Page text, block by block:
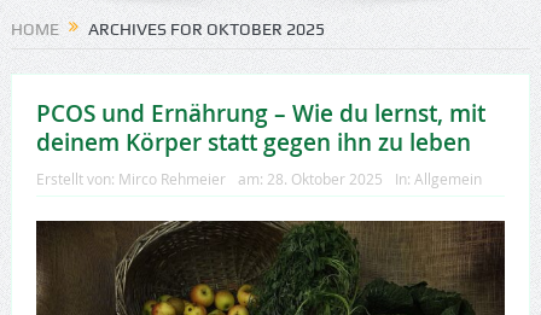
HOME ARCHIVES FOR OKTOBER 2025
PCOS und Ernährung – Wie du lernst, mit
deinem Körper statt gegen ihn zu leben
Erstellt von: Mirco Rehmeier am: 28. Oktober 2025 In: Allgemein